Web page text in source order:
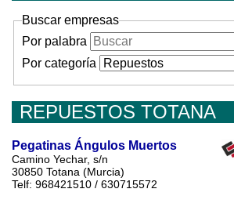
Buscar empresas
Por palabra
Por categoría
REPUESTOS TOTANA
Pegatinas Ángulos Muertos
Camino Yechar, s/n
30850 Totana (Murcia)
Telf: 968421510 / 630715572